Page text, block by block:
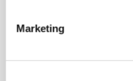
Marketing